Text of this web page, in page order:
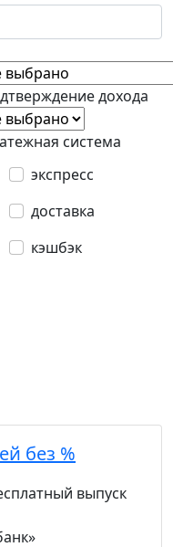
дохода
система
экспресс
доставка
кэшбэк
без %
выпуск